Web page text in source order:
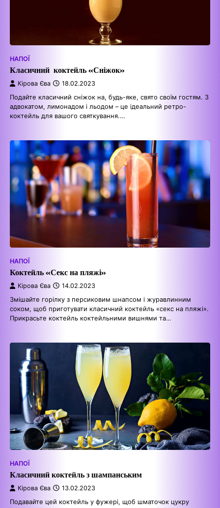
НАПОЇ
Класичний коктейль «Сніжок»
Кірова Єва 18.02.2023
Подайте класичний сніжок на, будь-яке, свято своїм гостям. З
адвокатом, лимонадом і льодом – це ідеальний ретро-
коктейль для вашого святкування.…
НАПОЇ
Коктейль «Секс на пляжі»
Кірова Єва 14.02.2023
Змішайте горілку з персиковим шнапсом і журавлинним
соком, щоб приготувати класичний коктейль «секс на пляжі».
Прикрасьте коктейль коктейльними вишнями та…
НАПОЇ
Класичний коктейль з шампанським
Кірова Єва 13.02.2023
Подавайте цей коктейль у фужері, щоб шматочок цукру